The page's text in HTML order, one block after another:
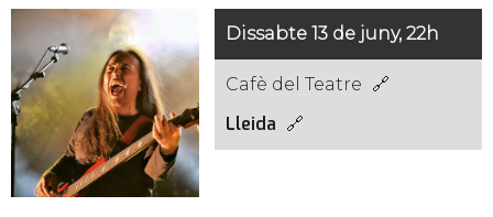
Dissabte 13 de juny, 22h
Cafè del Teatre
Lleida